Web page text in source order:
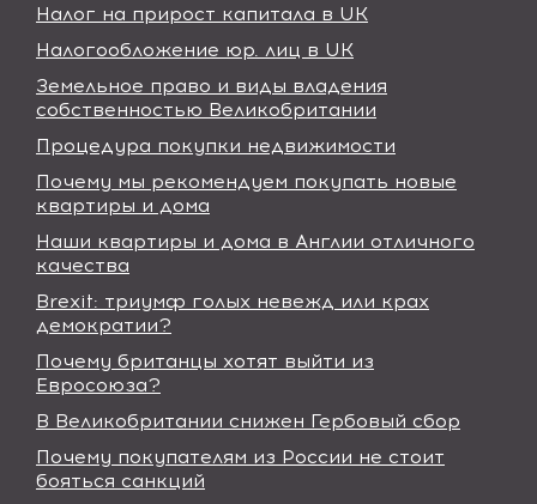
Налог на прирост капитала в UK
Налогообложение юр. лиц в UK
Земельное право и виды владения
собственностью Великобритании
Процедура покупки недвижимости
Почему мы рекомендуем покупать новые
квартиры и дома
Наши квартиры и дома в Англии отличного
качества
Brexit: триумф голых невежд или крах
демократии?
Почему британцы хотят выйти из
Евросоюза?
В Великобритании снижен Гербовый сбор
Почему покупателям из России не стоит
бояться санкций